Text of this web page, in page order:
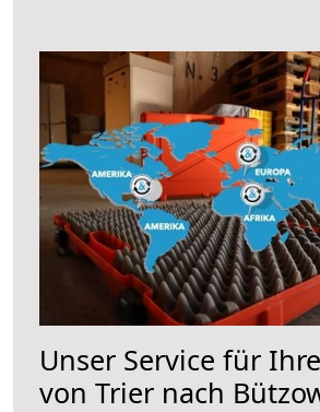
Unser Service für
von Trier nach